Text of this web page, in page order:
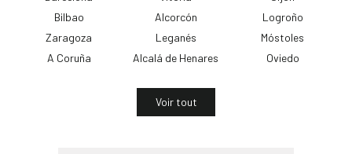
Bilbao
Zaragoza
A Coruña
Alcorcón
Leganés
Alcalá de Henares
Logroño
Móstoles
Oviedo
Voir tout